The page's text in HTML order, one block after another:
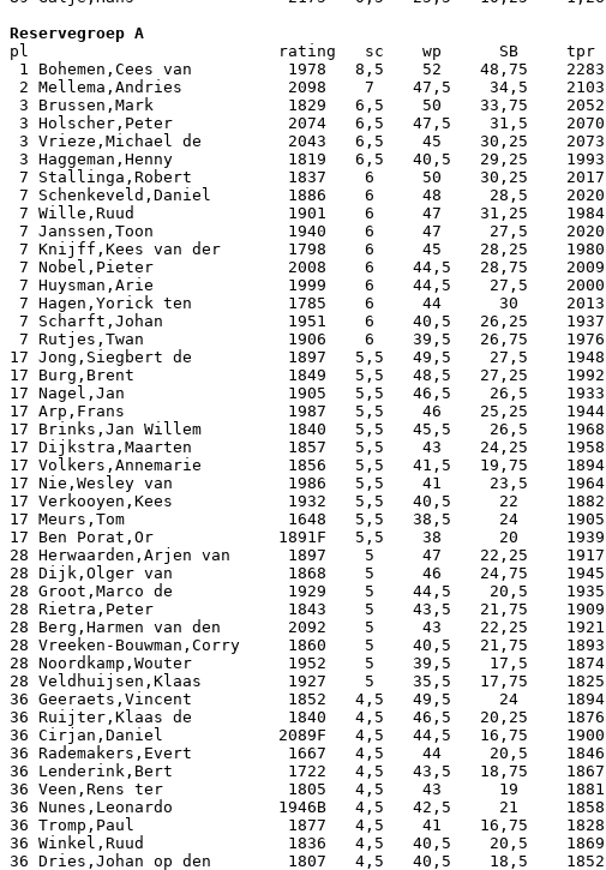
pl                          rating   sc    wp      SB     tpr
1 Bohemen,Cees van          1978   8,5    52    48,75    2283
2 Mellema,Andries           2098    7    47,5    34,5    2103
3 Brussen,Mark              1829   6,5    50    33,75    2052
3 Holscher,Peter            2074   6,5   47,5    31,5    2070
3 Vrieze,Michael de         2043   6,5    45    30,25    2073
3 Haggeman,Henny            1819   6,5   40,5   29,25    1993
7 Stallinga,Robert          1837    6     50    30,25    2017
7 Schenkeveld,Daniel        1886    6     48     28,5    2020
7 Wille,Ruud                1901    6     47    31,25    1984
7 Janssen,Toon              1940    6     47     27,5    2020
7 Knijff,Kees van der       1798    6     45    28,25    1980
7 Nobel,Pieter              2008    6    44,5   28,75    2009
7 Huysman,Arie              1999    6    44,5    27,5    2000
7 Hagen,Yorick ten          1785    6     44      30     2013
7 Scharft,Johan             1951    6    40,5   26,25    1937
7 Rutjes,Twan               1906    6    39,5   26,75    1976
17 Jong,Siegbert de          1897   5,5   49,5    27,5    1948
17 Burg,Brent                1849   5,5   48,5   27,25    1992
17 Nagel,Jan                 1905   5,5   46,5    26,5    1933
17 Arp,Frans                 1987   5,5    46    25,25    1944
17 Brinks,Jan Willem         1840   5,5   45,5    26,5    1968
17 Dijkstra,Maarten          1857   5,5    43    24,25    1958
17 Volkers,Annemarie         1856   5,5   41,5   19,75    1894
17 Nie,Wesley van            1986   5,5    41     23,5    1964
17 Verkooyen,Kees            1932   5,5   40,5     22     1882
17 Meurs,Tom                 1648   5,5   38,5     24     1905
17 Ben Porat,Or             1891F   5,5    38      20     1939
28 Herwaarden,Arjen van      1897    5     47    22,25    1917
28 Dijk,Olger van            1868    5     46    24,75    1945
28 Groot,Marco de            1929    5    44,5    20,5    1935
28 Rietra,Peter              1843    5    43,5   21,75    1909
28 Berg,Harmen van den       2092    5     43    22,25    1921
28 Vreeken-Bouwman,Corry     1860    5    40,5   21,75    1893
28 Noordkamp,Wouter          1952    5    39,5    17,5    1874
28 Veldhuijsen,Klaas         1927    5    35,5   17,75    1825
36 Geeraets,Vincent          1852   4,5   49,5     24     1894
36 Ruijter,Klaas de          1840   4,5   46,5   20,25    1876
36 Cirjan,Daniel            2089F   4,5   44,5   16,75    1900
36 Rademakers,Evert          1667   4,5    44     20,5    1846
36 Lenderink,Bert            1722   4,5   43,5   18,75    1867
36 Veen,Rens ter             1805   4,5    43      19     1881
36 Nunes,Leonardo           1946B   4,5   42,5     21     1858
36 Tromp,Paul                1877   4,5    41    16,75    1828
36 Winkel,Ruud               1836   4,5   40,5    20,5    1869
36 Dries,Johan op den        1807   4,5   40,5    18,5    1852